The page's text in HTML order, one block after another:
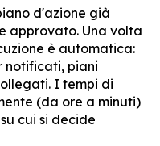
d'azione già
approvato. Una volta
è automatica:
notificati, piani
I tempi di
(da ore a minuti)
cui si decide